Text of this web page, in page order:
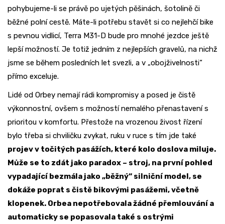
pohybujeme-li se právě po ujetých pěšinách, šotolině či
běžné polní cestě. Máte-li potřebu stavět si co nejlehčí bike
s pevnou vidlicí, Terra M31-D bude pro mnohé jezdce ještě
lepší možností. Je totiž jedním z nejlepších gravelů, na nichž
jsme se během posledních let svezli, a v „obojživelnosti“
přímo exceluje.
Lidé od Orbey nemají rádi kompromisy a posed je čistě
výkonnostní, ovšem s možností nemalého přenastavení s
prioritou v komfortu. Přestože na vrozenou živost řízení
bylo třeba si chviličku zvykat, ruku v ruce s tím jde také
projev v točitých pasážích, které kolo doslova miluje.
Může se to zdát jako paradox – stroj, na první pohled
vypadající bezmála jako „běžný“ silniční model, se
dokáže poprat s čistě bikovými pasážemi, včetně
klopenek. Orbea nepotřebovala žádné přemlouvání a
automaticky se popasovala také s ostrými